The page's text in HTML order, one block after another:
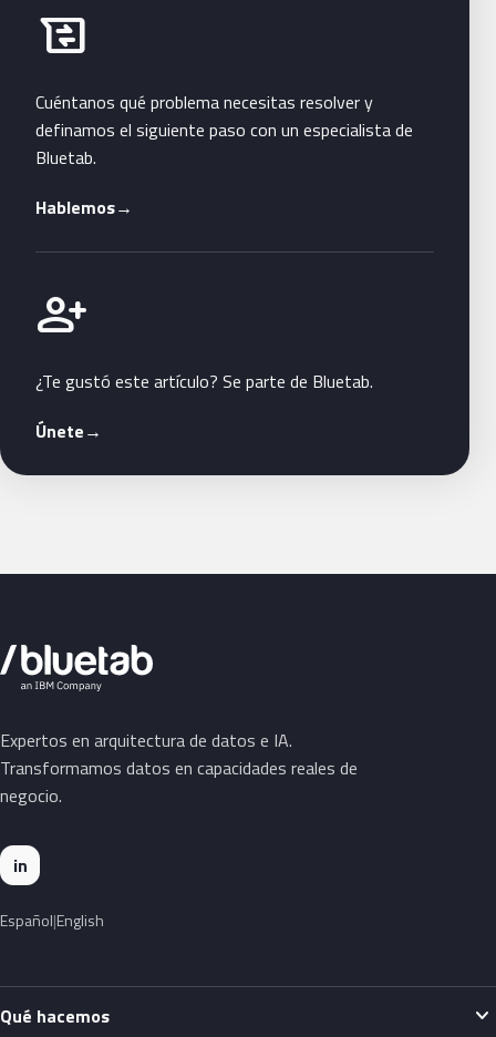
business_messages
Habla con Bluetab
Cuéntanos qué problema necesitas resolver y
definamos el siguiente paso con un especialista de
Bluetab.
Hablemos→
person_add
Únete a Bluetab
¿Te gustó este artículo? Se parte de Bluetab.
Únete→
Expertos en arquitectura de datos e IA.
Transformamos datos en capacidades reales de
negocio.
in
Español English
Qué hacemos expand_more